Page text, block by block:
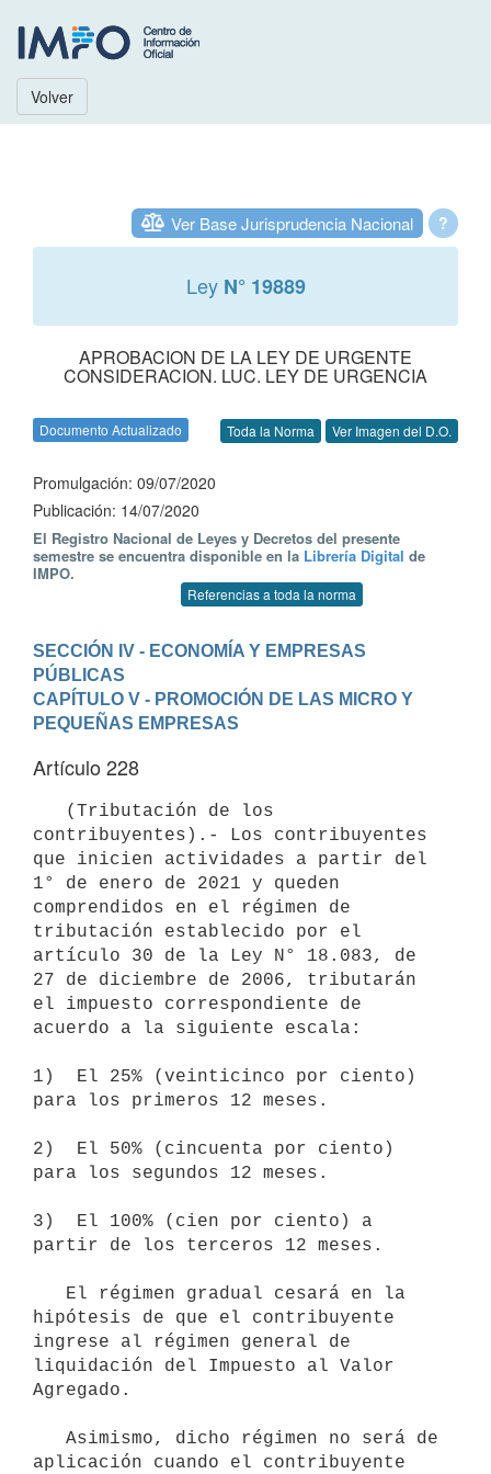
Volver
?
Ver Base Jurisprudencia Nacional
Ley N° 19889
APROBACION DE LA LEY DE URGENTE
CONSIDERACION. LUC. LEY DE URGENCIA
Documento Actualizado Toda la Norma Ver Imagen del D.O.
Promulgación: 09/07/2020
Publicación: 14/07/2020
El Registro Nacional de Leyes y Decretos del presente
semestre se encuentra disponible en la Librería Digital de
IMPO.
Referencias a toda la norma
SECCIÓN IV - ECONOMÍA Y EMPRESAS
PÚBLICAS
CAPÍTULO V - PROMOCIÓN DE LAS MICRO Y
PEQUEÑAS EMPRESAS
Artículo 228
contribuyentes).- Los contribuyentes
que inicien actividades a partir del
1° de enero de 2021 y queden
comprendidos en el régimen de
tributación establecido por el
artículo 30 de la Ley N° 18.083, de
27 de diciembre de 2006, tributarán
el impuesto correspondiente de
acuerdo a la siguiente escala:
1)  El 25% (veinticinco por ciento)
para los primeros 12 meses.
2)  El 50% (cincuenta por ciento)
para los segundos 12 meses.
3)  El 100% (cien por ciento) a
partir de los terceros 12 meses.
hipótesis de que el contribuyente
ingrese al régimen general de
liquidación del Impuesto al Valor
Agregado.
aplicación cuando el contribuyente